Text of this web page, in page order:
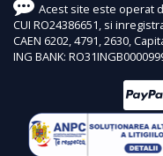
Acest site este operat
CUI RO24386651, si
CAEN 6202, 4791, 2630,
ING BANK: